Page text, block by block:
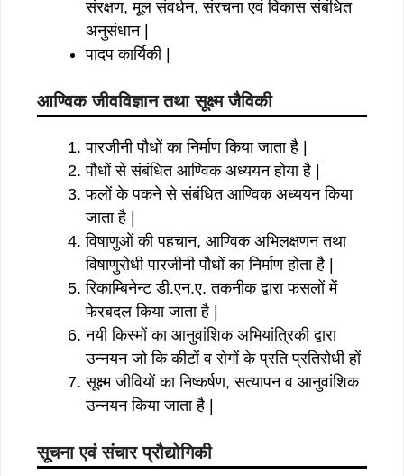
संरक्षण, मूल संवर्धन, संरचना एवं विकास संबंधित
अनुसंधान |
पादप कार्यिकी |
आण्विक जीवविज्ञान तथा सूक्ष्म जैविकी
पारजीनी पौधों का निर्माण किया जाता है |
पौधों से संबंधित आण्विक अध्ययन होया है |
फलों के पकने से संबंधित आण्विक अध्ययन किया
जाता है |
विषाणुओं की पहचान, आण्विक अभिलक्षणन तथा
विषाणुरोधी पारजीनी पौधों का निर्माण होता है |
रिकाम्बिनेन्ट डी.एन.ए. तकनीक द्वारा फसलों में
फेरबदल किया जाता है |
नयी किस्मों का आनुवांशिक अभियांत्रिकी द्वारा
उन्नयन जो कि कीटों व रोगों के प्रति प्रतिरोधी हों
सूक्ष्म जीवियों का निष्कर्षण, सत्यापन व आनुवांशिक
उन्नयन किया जाता है |
सूचना एवं संचार प्रौद्योगिकी